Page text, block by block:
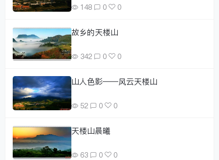
148 0 0
故乡的天楼山
342 0 0
山人色影——风云天楼山
52 0 0
天楼山晨曦
63 0 0